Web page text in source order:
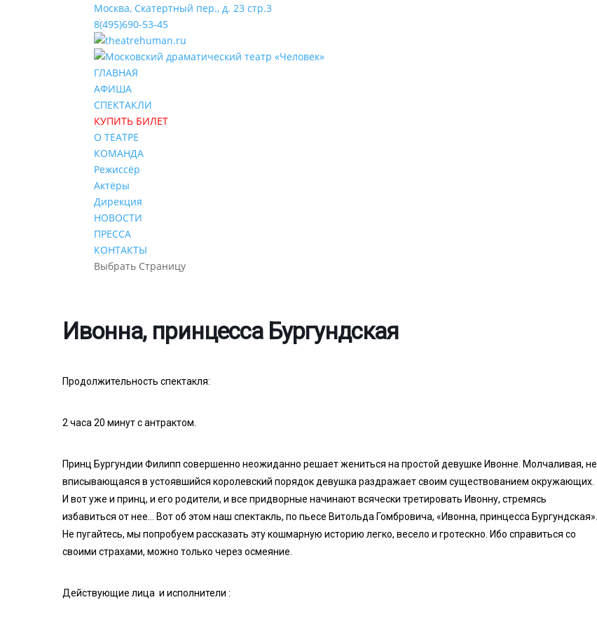
Москва, Скатертный пер., д. 23 стр.3
8(495)690-53-45
ГЛАВНАЯ
АФИША
СПЕКТАКЛИ
КУПИТЬ БИЛЕТ
О ТЕАТРЕ
КОМАНДА
Режиссёр
Актёры
Дирекция
НОВОСТИ
ПРЕССА
КОНТАКТЫ
Выбрать Страницу
Ивонна, принцесса Бургундская
Продолжительность спектакля:
2 часа 20 минут с антрактом.
Принц Бургундии Филипп совершенно неожиданно решает жениться на простой девушке Ивонне. Молчаливая, не
вписывающаяся в устоявшийся королевский порядок девушка раздражает своим существованием окружающих.
И вот уже и принц, и его родители, и все придворные начинают всячески третировать Ивонну, стремясь
избавиться от нее… Вот об этом наш спектакль, по пьесе Витольда Гомбровича, «Ивонна, принцесса Бургундская».
Не пугайтесь, мы попробуем рассказать эту кошмарную историю легко, весело и гротескно. Ибо справиться со
своими страхами, можно только через осмеяние.
Действующие лица и исполнители :